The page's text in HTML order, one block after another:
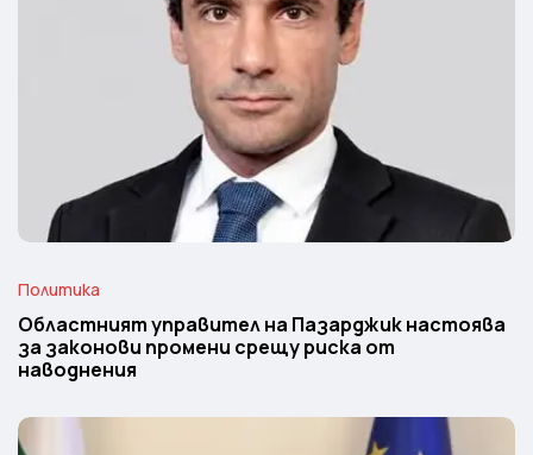
Политика
Областният управител на Пазарджик настоява
за законови промени срещу риска от
наводнения